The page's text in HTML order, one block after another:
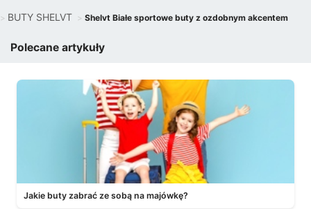
BUTY SHELVT Shelvt Białe sportowe buty z ozdobnym akcentem
Polecane artykuły
Jakie buty zabrać ze sobą na majówkę?